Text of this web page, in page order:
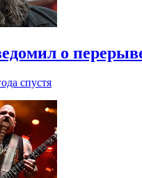
о
спустя